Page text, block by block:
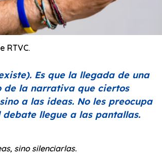
RTVC.
Es que la llegada de una
de la narrativa que ciertos
a las ideas. No les preocupa
llegue a las pantallas.
sino silenciarlas.